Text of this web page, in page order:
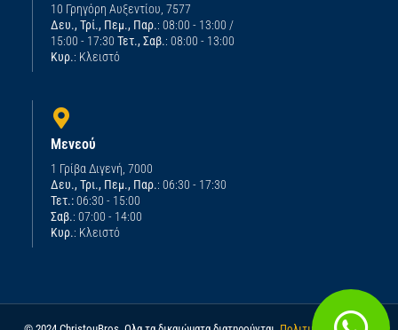
10 Γρηγόρη Αυξεντίου, 7577
Δευ., Τρί., Πεμ., Παρ.: 08:00 - 13:00 /
15:00 - 17:30 Τετ., Σαβ.: 08:00 - 13:00
Κυρ.: Κλειστό
Μενεού
1 Γρίβα Διγενή, 7000
Δευ., Τρι., Πεμ., Παρ.: 06:30 - 17:30
Τετ.:06:30 - 15:00
Σαβ.: 07:00 - 14:00
Κυρ.: Κλειστό